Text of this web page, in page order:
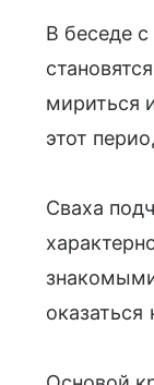
В беседе с
мириться
этот
Сваха